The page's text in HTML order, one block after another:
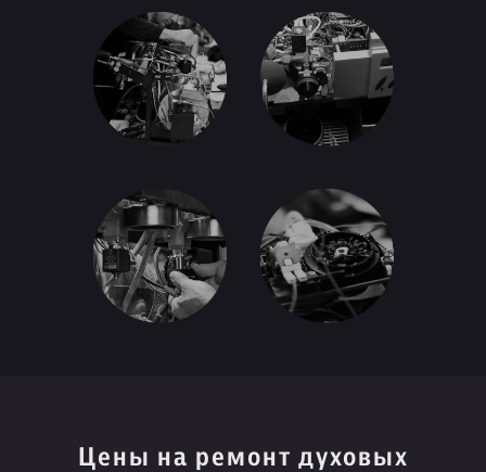
Цены на ремонт духовых